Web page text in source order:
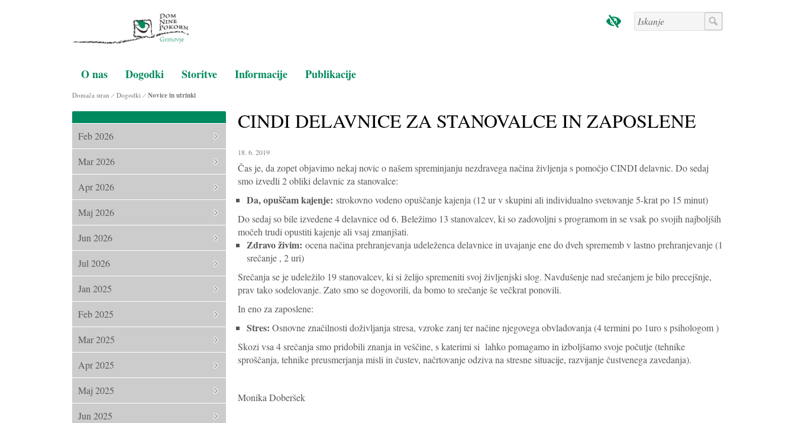
O nas Dogodki Storitve Informacije Publikacije
Domača stran Dogodki Novice in utrinki
CINDI DELAVNICE ZA STANOVALCE IN ZAPOSLENE
18. 6. 2019
Čas je, da zopet objavimo nekaj novic o našem spreminjanju nezdravega načina življenja s pomočjo CINDI delavnic. Do sedaj
smo izvedli 2 obliki delavnic za stanovalce:
Da, opuščam kajenje: strokovno vodeno opuščanje kajenja (12 ur v skupini ali individualno svetovanje 5-krat po 15 minut)
Do sedaj so bile izvedene 4 delavnice od 6. Beležimo 13 stanovalcev, ki so zadovoljni s programom in se vsak po svojih najboljših
močeh trudi opustiti kajenje ali vsaj zmanjšati.
Zdravo živim: ocena načina prehranjevanja udeleženca delavnice in uvajanje ene do dveh sprememb v lastno prehranjevanje (1
srečanje , 2 uri)
Srečanja se je udeležilo 19 stanovalcev, ki si želijo spremeniti svoj življenjski slog. Navdušenje nad srečanjem je bilo precejšnje,
prav tako sodelovanje. Zato smo se dogovorili, da bomo to srečanje še večkrat ponovili.
In eno za zaposlene:
Stres: Osnovne značilnosti doživljanja stresa, vzroke zanj ter načine njegovega obvladovanja (4 termini po 1uro s psihologom )
Skozi vsa 4 srečanja smo pridobili znanja in veščine, s katerimi si lahko pomagamo in izboljšamo svoje počutje (tehnike
sproščanja, tehnike preusmerjanja misli in čustev, načrtovanje odziva na stresne situacije, razvijanje čustvenega zavedanja).
Monika Doberšek
Feb 2026
Mar 2026
Apr 2026
Maj 2026
Jun 2026
Jul 2026
Jan 2025
Feb 2025
Mar 2025
Apr 2025
Maj 2025
Jun 2025